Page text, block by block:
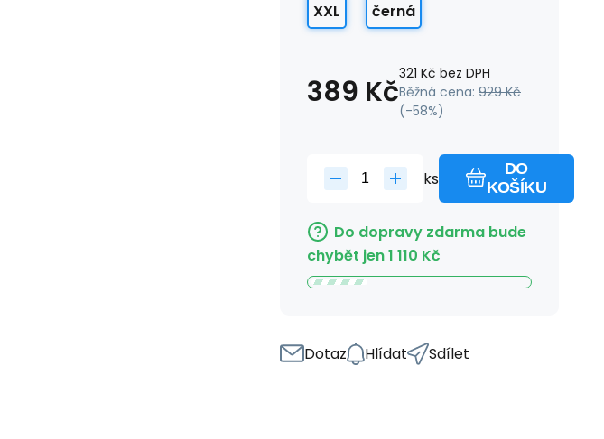
XXL černá
389 Kč321 Kč bez DPH
Běžná cena: 929 Kč
(-58%)
ks
DO
KOŠÍKU
Do dopravy zdarma bude
chybět jen1 110 Kč
Dotaz Hlídat Sdílet